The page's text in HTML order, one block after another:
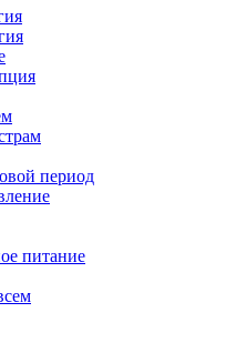
период
питание